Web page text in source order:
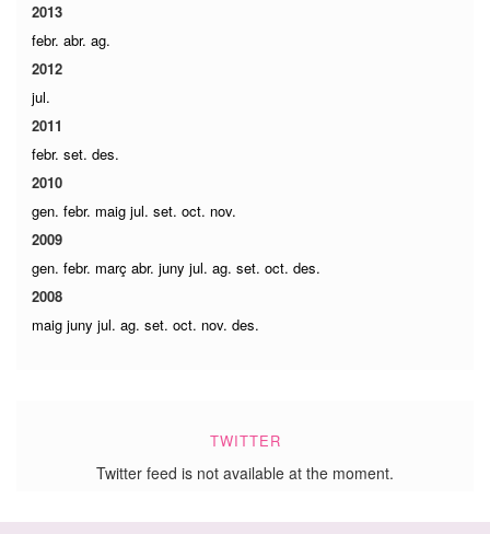
2013
febr. abr. ag.
2012
jul.
2011
febr. set. des.
2010
gen. febr. maig jul. set. oct. nov.
2009
gen. febr. març abr. juny jul. ag. set. oct. des.
2008
maig juny jul. ag. set. oct. nov. des.
TWITTER
Twitter feed is not available at the moment.